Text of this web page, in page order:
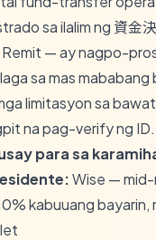
sa ilalim ng 資金
— ay nagpo-
sa mas mababang
limitasyon sa
na pag-verify ng ID.
para sa
Wise —
kabuuang bayarin,